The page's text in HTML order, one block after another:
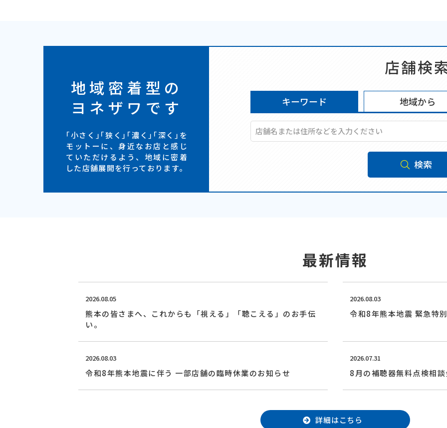
地域密着型の
ヨネザワです
｢小さく｣｢狭く｣｢濃く｣｢深く｣を
モットーに、身近なお店と感じ
ていただけるよう、地域に密着
した店舗展開を行っております。
店舗検
キーワード 地域から
検索
最新情報
2026.08.05
熊本の皆さまへ、これからも「視える」「聴こえる」のお手伝
い。
2026.08.03
令和8年熊本地震 緊急特
2026.08.03
令和8年熊本地震に伴う 一部店舗の臨時休業のお知らせ
2026.07.31
8月の補聴器無料点検相
詳細はこちら